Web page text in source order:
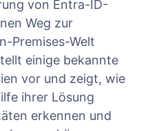
von Entra-ID-
Weg zur
Premises-Welt
einige bekannte
vor und zeigt, wie
ihrer Lösung
erkennen und